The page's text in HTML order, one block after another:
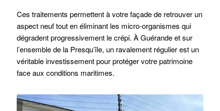
Ces traitements permettent à votre façade de retrouver un
aspect neuf tout en éliminant les micro‑organismes qui
dégradent progressivement le crépi. À Guérande et sur
l’ensemble de la Presqu’île, un ravalement régulier est un
véritable investissement pour protéger votre patrimoine
face aux conditions maritimes.